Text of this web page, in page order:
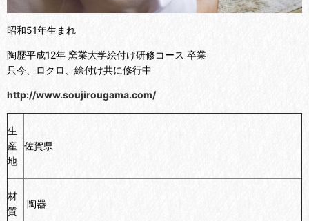
昭和51年生まれ
陶歴平成12年 窯業大学絵付け研修コース 卒業
只今、ロクロ、絵付け共に修行中
http://www.soujirougama.com/
生
産
地
佐賀県
材
質
陶器